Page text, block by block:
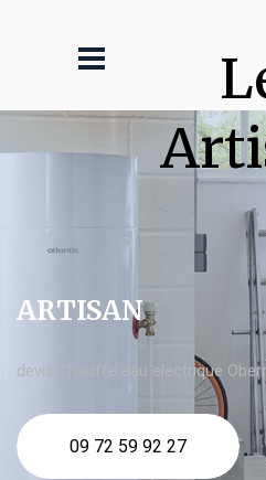
ARTISAN
devis Chauffe eau electrique
09 72 59 92 27